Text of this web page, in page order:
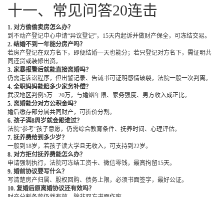
十一、常见问答20连击
1. 对方偷偷卖房怎么办？
到不动产登记中心申请“异议登记”，15天内起诉并做财产保全，可冻结交易。
2. 结婚不到一年能分房产吗？
若房产登记在双方名下，即便结婚一天也能分；若只登记对方名下，需证明共
同还贷或装修出资。
3. 家暴报警后就能直接离婚吗？
仍需走诉讼程序，但出警记录、告诫书可证明感情破裂，法院一般一次判离。
4. 全职妈妈能赔多少家务补偿？
武汉地区判例5万—20万，与婚姻年限、家务强度、男方收入成正比。
5. 离婚能分对方公积金吗？
婚后缴存部分属共同财产，可折价分割。
6. 孩子满8周岁就会跟谁过？
法院“参考”孩子意愿，仍需综合教育条件、抚养时间、心理评估。
7. 抚养费给到多少岁？
一般到18岁，若孩子读大学且无收入，可支持到22岁。
8. 对方拒付抚养费能怎么办？
申请强制执行，法院可冻结工资卡、微信零钱，最高拘留15天。
9. 婚前协议要写什么？
写清楚房产归属、股权回购、债务上限，必须书面签字，最好公证。
10. 复婚后原离婚协议还有效吗？